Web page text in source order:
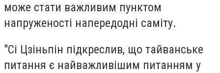
може стати важливим пунктом
напруженості напередодні саміту.
"Сі Цзіньпін підкреслив, що тайванське
питання є найважливішим питанням у